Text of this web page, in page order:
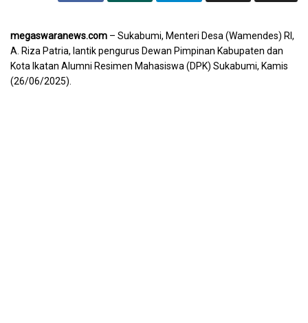
megaswaranews.com – Sukabumi, Menteri Desa (Wamendes) RI,
A. Riza Patria, lantik pengurus Dewan Pimpinan Kabupaten dan
Kota Ikatan Alumni Resimen Mahasiswa (DPK) Sukabumi, Kamis
(26/06/2025).